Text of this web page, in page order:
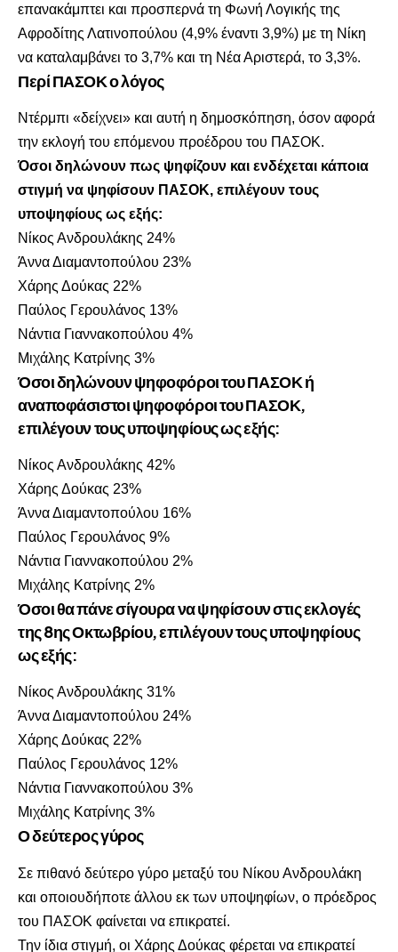
επανακάμπτει και προσπερνά τη Φωνή Λογικής της
Αφροδίτης Λατινοπούλου (4,9% έναντι 3,9%) με τη Νίκη
να καταλαμβάνει το 3,7% και τη Νέα Αριστερά, το 3,3%.
Περί ΠΑΣΟΚ ο λόγος
Ντέρμπι «δείχνει» και αυτή η δημοσκόπηση, όσον αφορά
την εκλογή του επόμενου προέδρου του ΠΑΣΟΚ.
Όσοι δηλώνουν πως ψηφίζουν και ενδέχεται κάποια
στιγμή να ψηφίσουν ΠΑΣΟΚ, επιλέγουν τους
υποψηφίους ως εξής:
Νίκος Ανδρουλάκης 24%
Άννα Διαμαντοπούλου 23%
Χάρης Δούκας 22%
Παύλος Γερουλάνος 13%
Νάντια Γιαννακοπούλου 4%
Μιχάλης Κατρίνης 3%
Όσοι δηλώνουν ψηφοφόροι του ΠΑΣΟΚ ή
αναποφάσιστοι ψηφοφόροι του ΠΑΣΟΚ,
επιλέγουν τους υποψηφίους ως εξής:
Νίκος Ανδρουλάκης 42%
Χάρης Δούκας 23%
Άννα Διαμαντοπούλου 16%
Παύλος Γερουλάνος 9%
Νάντια Γιαννακοπούλου 2%
Μιχάλης Κατρίνης 2%
Όσοι θα πάνε σίγουρα να ψηφίσουν στις εκλογές
της 8ης Οκτωβρίου,επιλέγουν τους υποψηφίους
ως εξής:
Νίκος Ανδρουλάκης 31%
Άννα Διαμαντοπούλου 24%
Χάρης Δούκας 22%
Παύλος Γερουλάνος 12%
Νάντια Γιαννακοπούλου 3%
Μιχάλης Κατρίνης 3%
Ο δεύτερος γύρος
Σε πιθανό δεύτερο γύρο μεταξύ του Νίκου Ανδρουλάκη
και οποιουδήποτε άλλου εκ των υποψηφίων, ο πρόεδρος
του ΠΑΣΟΚ φαίνεται να επικρατεί.
Την ίδια στιγμή, οι Χάρης Δούκας φέρεται να επικρατεί